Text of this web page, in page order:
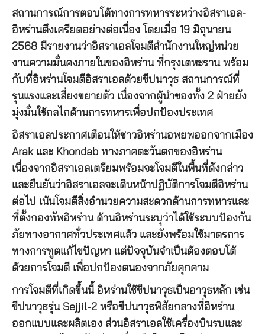
สถานการณ์การตอบโต้ทางการทหารระหว่างอิสราเอล-
อิหร่านตึงเครียดอย่างต่อเนื่อง โดยเมื่อ 19 มิถุนายน
2568 มีรายงานว่าอิสราเอลโจมตีสำนักงานใหญ่หน่วย
งานความมั่นคงภายในของอิหร่าน ที่กรุงเตหะราน พร้อม
กับที่อิหร่านโจมตีอิสราเอลด้วยขีปนาวุธ สถานการณ์ที่
รุนแรงและเสี่ยงขยายตัว เนื่องจากผู้นำของทั้ง 2 ฝ่ายยัง
มุ่งมั่นใช้กลไกด้านการทหารเพื่อปกป้องประเทศ
อิสราเอลประกาศเตือนให้ชาวอิหร่านอพยพออกจากเมือง
Arak และ Khondab ทางภาคตะวันตกของอิหร่าน
เนื่องจากอิสราเอลเตรียมพร้อมจะโจมตีในพื้นที่ดังกล่าว
และยืนยันว่าอิสราเอลจะเดินหน้าปฏิบัติการโจมตีอิหร่าน
ต่อไป เน้นโจมตีสิ่งอำนวยความสะดวกด้านการทหารและ
ที่ตั้งกองทัพอิหร่าน ด้านอิหร่านระบุว่าได้ใช้ระบบป้องกัน
ภัยทางอากาศทั่วประเทศแล้ว และยังพร้อมใช้มาตรการ
ทางการทูตแก้ไขปัญหา แต่ปัจจุบันจำเป็นต้องตอบโต้
ด้วยการโจมตี เพื่อปกป้องตนองจากภัยคุกคาม
การโจมตีที่เกิดขึ้นนี้ อิหร่านใช้ขีปนาวุธเป็นอาวุธหลัก เช่น
ขีปนาวุธรุ่น Sejjil-2 หรือขีปนาวุธพิสัยกลางที่อิหร่าน
ออกแบบและผลิตเอง ส่วนอิสราเอลใช้เครื่องบินรบและ